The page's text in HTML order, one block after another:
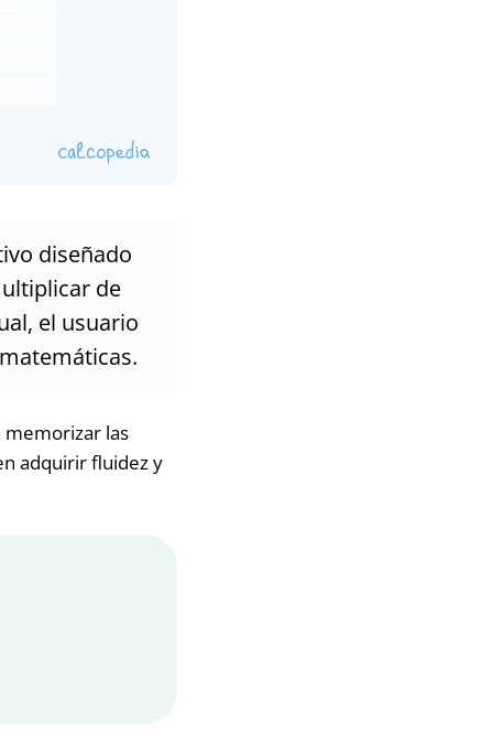
diseñado
de
el usuario
memorizar las
adquirir fluidez y